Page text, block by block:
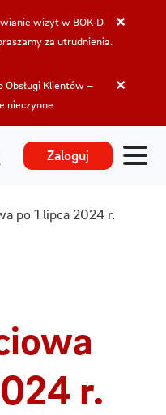
×
wizyt w BOK-D
za utrudnienia.
×
Obsługi Klientów –
nieczynne
Zaloguj
po 1 lipca 2024 r.
r.